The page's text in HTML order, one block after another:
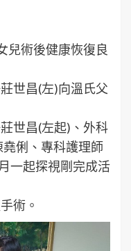
兒術後健康恢復良
世昌(左)向溫氏父
世昌(左起)、外科
俐、專科護理師
一起探視剛完成活
術。